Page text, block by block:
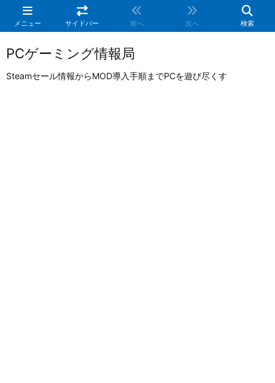
メニュー サイドバー 前へ 次へ 検索
PCゲーミング情報局
Steamセール情報からMOD導入手順までPCを遊び尽くす